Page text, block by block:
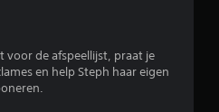
n
voor de afspeellijst, praat je
en help Steph haar eigen